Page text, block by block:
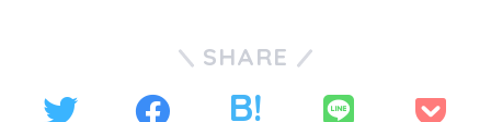
SHARE